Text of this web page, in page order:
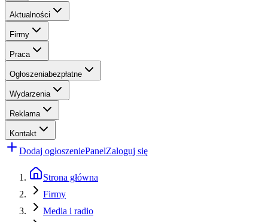
Aktualności
Firmy
Praca
Ogłoszeniabezpłatne
Wydarzenia
Reklama
Kontakt
Dodaj ogłoszeniePanelZaloguj się
Strona główna
Firmy
Media i radio